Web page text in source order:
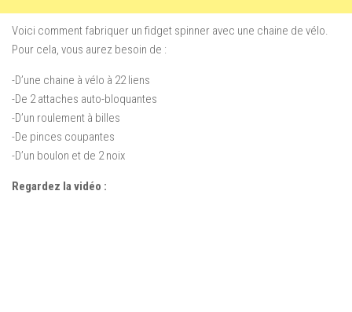
Voici comment fabriquer un fidget spinner avec une chaine de vélo.
Pour cela, vous aurez besoin de :
-D’une chaine à vélo à 22 liens
-De 2 attaches auto-bloquantes
-D’un roulement à billes
-De pinces coupantes
-D’un boulon et de 2 noix
Regardez la vidéo :